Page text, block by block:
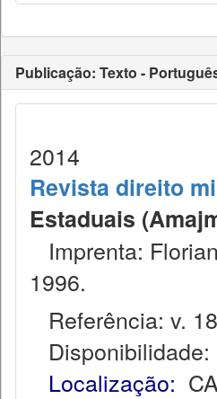
Publicação: Texto -
2014
Revista direito
Estaduais
Imprenta:
1996.
Referência: v.
Disponibilidade:
Localização: